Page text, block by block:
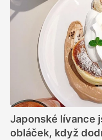
Japonské lívance
obláček, když